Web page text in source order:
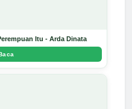
Itu - Arda Dinata